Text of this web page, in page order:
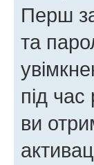
Перш
та
під час
ви